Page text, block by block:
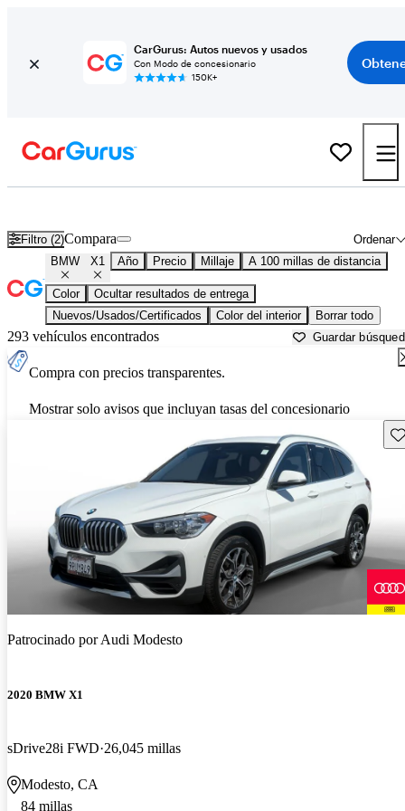
CarGurus: Autos nuevos y usados
Con Modo de concesionario
150K+
Filtro (2) Ordenar
Compara
BMW X1 Año Precio Millaje A 100 millas de distancia
Color
Ocultar resultados de entrega
Nuevos/Usados/Certificados
Color del interior Borrar todo
293 vehículos encontrados Guardar
Compra con precios transparentes.
Mostrar solo avisos que incluyan tasas del concesionario
Patrocinado porAudi Modesto
2020 BMW X1
sDrive28i FWD 26,045 millas
Modesto, CA
84 millas